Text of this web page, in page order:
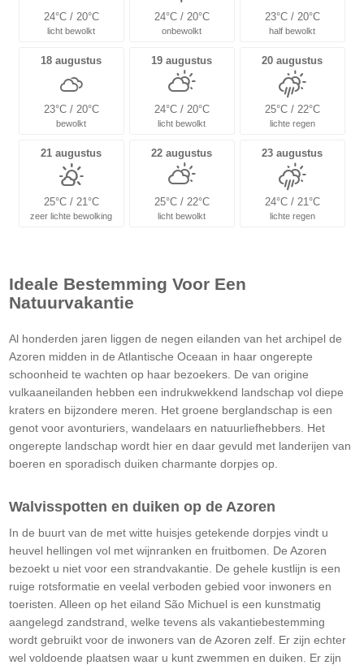
24°C / 20°C
licht bewolkt
24°C / 20°C
onbewolkt
23°C / 20°C
half bewolkt
18 augustus
23°C / 20°C
bewolkt
19 augustus
24°C / 20°C
licht bewolkt
20 augustus
25°C / 22°C
lichte regen
21 augustus
25°C / 21°C
zeer lichte bewolking
22 augustus
25°C / 22°C
licht bewolkt
23 augustus
24°C / 21°C
lichte regen
Ideale Bestemming Voor Een
Natuurvakantie
Al honderden jaren liggen de negen eilanden van het archipel de
Azoren midden in de Atlantische Oceaan in haar ongerepte
schoonheid te wachten op haar bezoekers. De van origine
vulkaaneilanden hebben een indrukwekkend landschap vol diepe
kraters en bijzondere meren. Het groene berglandschap is een
genot voor avonturiers, wandelaars en natuurliefhebbers. Het
ongerepte landschap wordt hier en daar gevuld met landerijen van
boeren en sporadisch duiken charmante dorpjes op.
Walvisspotten en duiken op de Azoren
In de buurt van de met witte huisjes getekende dorpjes vindt u
heuvel hellingen vol met wijnranken en fruitbomen. De Azoren
bezoekt u niet voor een strandvakantie. De gehele kustlijn is een
ruige rotsformatie en veelal verboden gebied voor inwoners en
toeristen. Alleen op het eiland São Michuel is een kunstmatig
aangelegd zandstrand, welke tevens als vakantiebestemming
wordt gebruikt voor de inwoners van de Azoren zelf. Er zijn echter
wel voldoende plaatsen waar u kunt zwemmen en duiken. Er zijn